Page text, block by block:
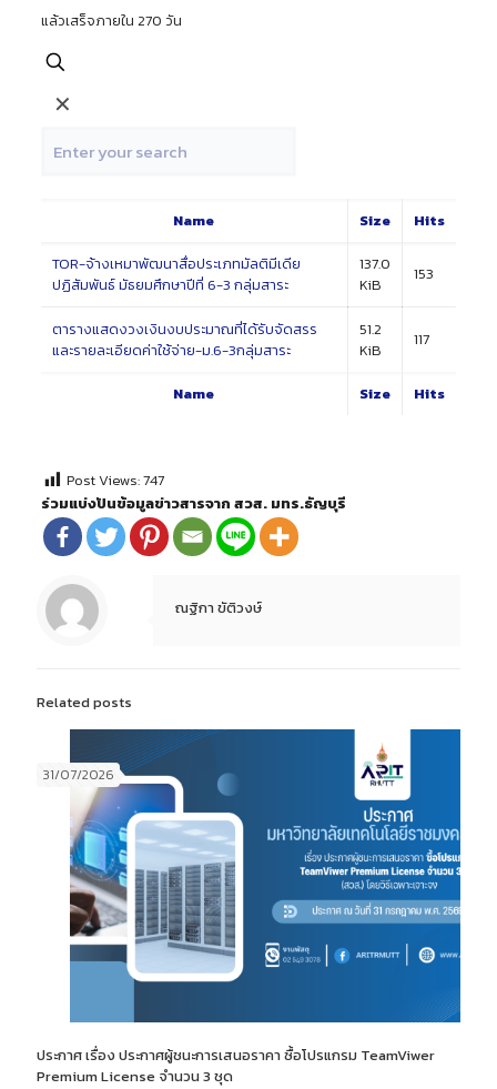
แล้วเสร็จภายใน 270 วัน
✕
Name Size Hits
Name Size Hits
TOR-จ้างเหมาพัฒนาสื่อประเภทมัลติมีเดีย
ปฏิสัมพันธ์ มัธยมศึกษาปีที่ 6-3 กลุ่มสาระ
137.0
KiB
153
ตารางแสดงวงเงินงบประมาณที่ได้รับจัดสรร
และรายละเอียดค่าใช้จ่าย-ม.6-3กลุ่มสาระ
51.2
KiB
117
Post Views:747
ร่วมแบ่งปันข้อมูลข่าวสารจาก สวส. มทร.ธัญบุรี
ณฐิกา ขัติวงษ์
Related posts
31/07/2026
ประกาศ เรื่อง ประกาศผู้ชนะการเสนอราคา ซื้อโปรแกรม TeamViwer
Premium License จำนวน 3 ชุด